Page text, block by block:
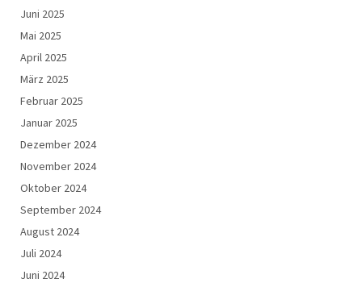
Juni 2025
Mai 2025
April 2025
März 2025
Februar 2025
Januar 2025
Dezember 2024
November 2024
Oktober 2024
September 2024
August 2024
Juli 2024
Juni 2024